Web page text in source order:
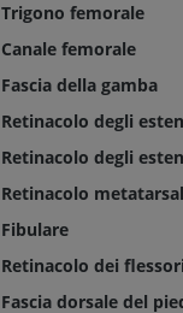
Trigono femorale
Canale femorale
Fascia della gamba
Retinacolo degli
Retinacolo degli
Retinacolo
Fibulare
Retinacolo dei flessori
Fascia dorsale del